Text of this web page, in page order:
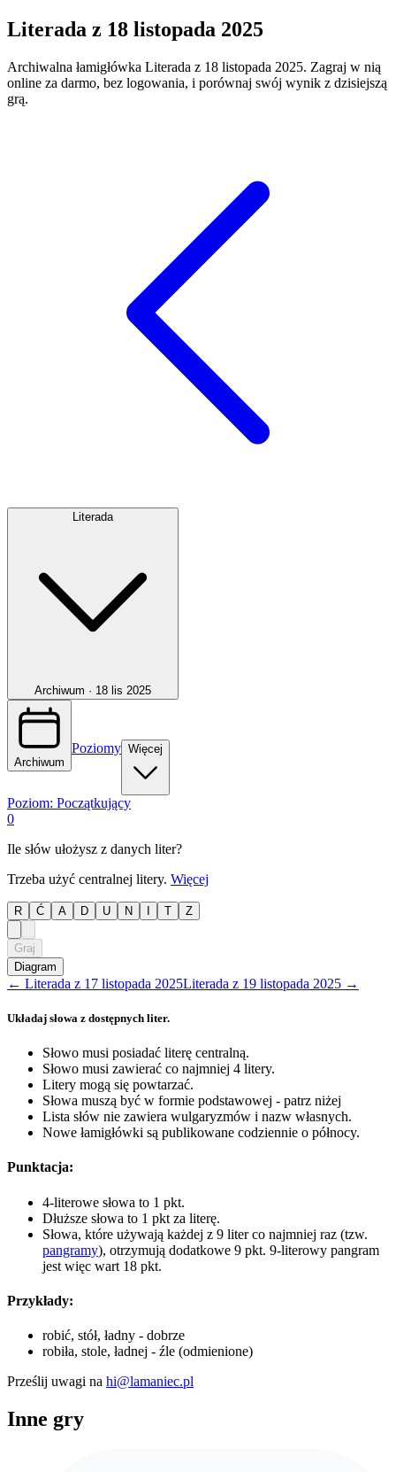
Literada z 18 listopada 2025
Archiwalna łamigłówka Literada z 18 listopada 2025. Zagraj w nią
online za darmo, bez logowania, i porównaj swój wynik z dzisiejszą
grą.
Literada
Archiwum · 18 lis 2025
Archiwum
Poziomy Więcej
Poziom: Początkujący
0
Ile słów ułożysz z danych liter?
Trzeba użyć centralnej litery. Więcej
R Ć A D U N T Z
Graj
Diagram
← Literada z 17 listopada 2025Literada z 19 listopada 2025 →
Układaj słowa z dostępnych liter.
Słowo musi posiadać literę centralną.
Słowo musi zawierać co najmniej 4 litery.
Litery mogą się powtarzać.
Słowa muszą być w formie podstawowej - patrz niżej
Lista słów nie zawiera wulgaryzmów i nazw własnych.
Nowe łamigłówki są publikowane codziennie o północy.
Punktacja:
4-literowe słowa to 1 pkt.
Dłuższe słowa to 1 pkt za literę.
Słowa, które używają każdej z 9 liter co najmniej raz (tzw.
pangramy), otrzymują dodatkowe 9 pkt. 9-literowy pangram
jest więc wart 18 pkt.
Przykłady:
robić, stół, ładny - dobrze
robiła, stole, ładnej - źle (odmienione)
Prześlij uwagi na hi@lamaniec.pl
Inne gry